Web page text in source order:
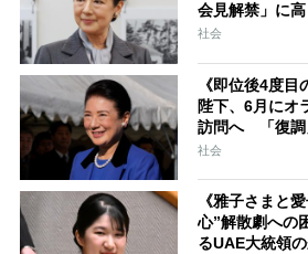
会見解禁」に
国訪問は最適
社会
《即位後4度
陛下、6月にオ
訪問へ 「復調
験」…両国と雅
社会
《雅子さまと
心”解散劇への
るUAE大統領